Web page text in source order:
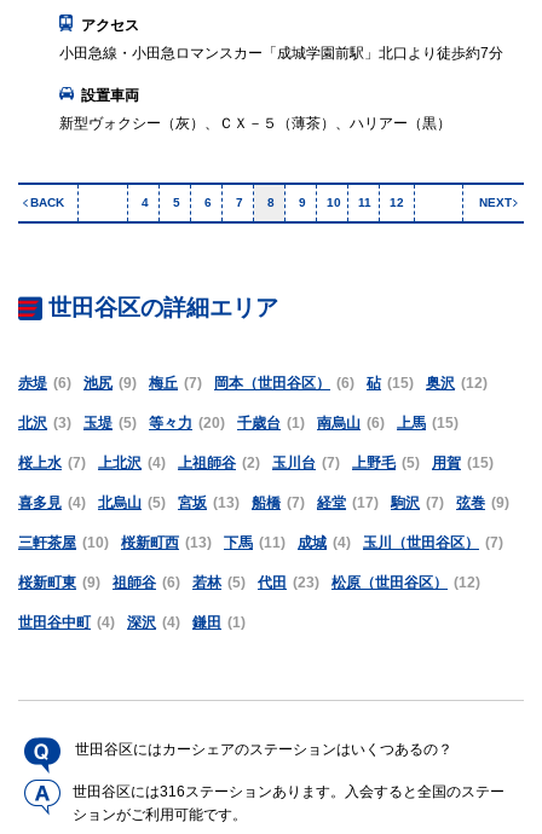
アクセス
小田急線・小田急ロマンスカー「成城学園前駅」北口より徒歩約7分
設置車両
新型ヴォクシー（灰）、ＣＸ－５（薄茶）、ハリアー（黒）
BACK 4 5 6 7 8 9 10 11 12 NEXT
世田谷区の詳細エリア
赤堤 (6) 池尻 (9) 梅丘 (7) 岡本（世田谷区） (6) 砧 (15) 奥沢 (12)
北沢 (3) 玉堤 (5) 等々力 (20) 千歳台 (1) 南烏山 (6) 上馬 (15)
桜上水 (7) 上北沢 (4) 上祖師谷 (2) 玉川台 (7) 上野毛 (5) 用賀 (15)
喜多見 (4) 北烏山 (5) 宮坂 (13) 船橋 (7) 経堂 (17) 駒沢 (7) 弦巻 (9)
三軒茶屋 (10) 桜新町西 (13) 下馬 (11) 成城 (4) 玉川（世田谷区） (7)
桜新町東 (9) 祖師谷 (6) 若林 (5) 代田 (23) 松原（世田谷区） (12)
世田谷中町 (4) 深沢 (4) 鎌田 (1)
世田谷区にはカーシェアのステーションはいくつあるの？
世田谷区には316ステーションあります。入会すると全国のステー
ションがご利用可能です。